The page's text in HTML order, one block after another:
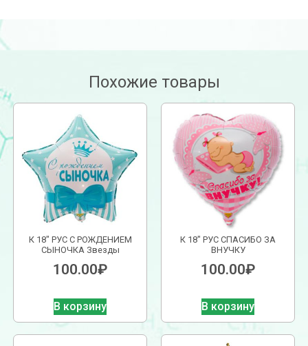
Похожие товары
К 18″ РУС С РОЖДЕНИЕМ
СЫНОЧКА Звезды
100.00₽
В корзину
К 18″ РУС СПАСИБО ЗА
ВНУЧКУ
100.00₽
В корзину